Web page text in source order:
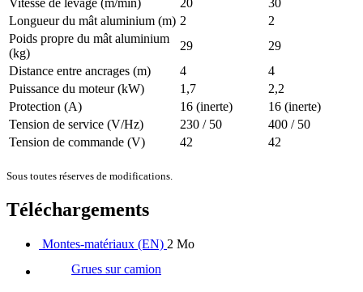
Vitesse de levage (m/min)
20
30
Longueur du mât aluminium (m) 2
2
Poids propre du mât aluminium
(kg)
29
29
Distance entre ancrages (m)
4
4
Puissance du moteur (kW)
1,7
2,2
Protection (A)
16 (inerte)
16 (inerte)
Tension de service (V/Hz)
230 / 50
400 / 50
Tension de commande (V)
42 42
Sous toutes réserves de modifications.
Téléchargements
Montes-matériaux (EN) 2 Mo
Grues sur camion